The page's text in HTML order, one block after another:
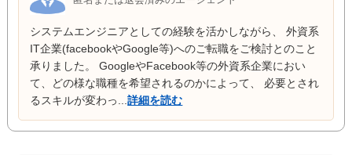
システムエンジニアとしての経験を活かしながら、 外資系
IT企業(facebookやGoogle等)へのご転職をご検討とのこと
承りました。 GoogleやFacebook等の外資系企業におい
て、どの様な職種を希望されるのかによって、 必要とされ
るスキルが変わっ...詳細を読む